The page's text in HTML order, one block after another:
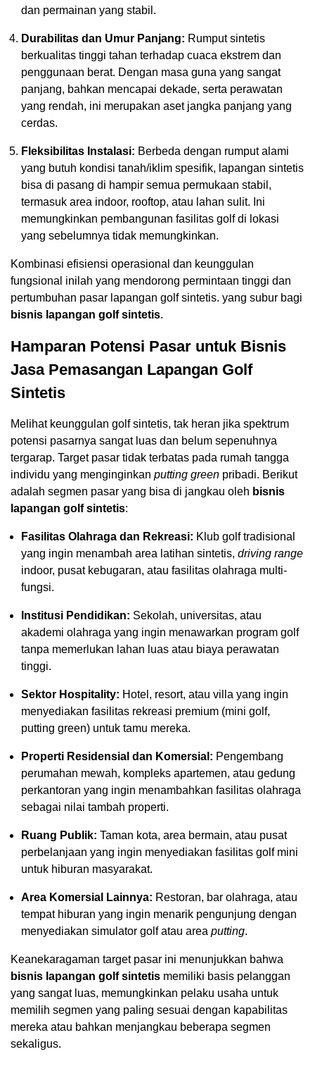
dan permainan yang stabil.
Durabilitas dan Umur Panjang: Rumput sintetis
berkualitas tinggi tahan terhadap cuaca ekstrem dan
penggunaan berat. Dengan masa guna yang sangat
panjang, bahkan mencapai dekade, serta perawatan
yang rendah, ini merupakan aset jangka panjang yang
cerdas.
Fleksibilitas Instalasi: Berbeda dengan rumput alami
yang butuh kondisi tanah/iklim spesifik, lapangan sintetis
bisa di pasang di hampir semua permukaan stabil,
termasuk area indoor, rooftop, atau lahan sulit. Ini
memungkinkan pembangunan fasilitas golf di lokasi
yang sebelumnya tidak memungkinkan.
Kombinasi efisiensi operasional dan keunggulan
fungsional inilah yang mendorong permintaan tinggi dan
pertumbuhan pasar lapangan golf sintetis. yang subur bagi
bisnis lapangan golf sintetis.
Hamparan Potensi Pasar untuk Bisnis
Jasa Pemasangan Lapangan Golf
Sintetis
Melihat keunggulan golf sintetis, tak heran jika spektrum
potensi pasarnya sangat luas dan belum sepenuhnya
tergarap. Target pasar tidak terbatas pada rumah tangga
individu yang menginginkan putting green pribadi. Berikut
adalah segmen pasar yang bisa di jangkau oleh bisnis
lapangan golf sintetis:
Fasilitas Olahraga dan Rekreasi: Klub golf tradisional
yang ingin menambah area latihan sintetis, driving range
indoor, pusat kebugaran, atau fasilitas olahraga multi-
fungsi.
Institusi Pendidikan: Sekolah, universitas, atau
akademi olahraga yang ingin menawarkan program golf
tanpa memerlukan lahan luas atau biaya perawatan
tinggi.
Sektor Hospitality: Hotel, resort, atau villa yang ingin
menyediakan fasilitas rekreasi premium (mini golf,
putting green) untuk tamu mereka.
Properti Residensial dan Komersial: Pengembang
perumahan mewah, kompleks apartemen, atau gedung
perkantoran yang ingin menambahkan fasilitas olahraga
sebagai nilai tambah properti.
Ruang Publik: Taman kota, area bermain, atau pusat
perbelanjaan yang ingin menyediakan fasilitas golf mini
untuk hiburan masyarakat.
Area Komersial Lainnya: Restoran, bar olahraga, atau
tempat hiburan yang ingin menarik pengunjung dengan
menyediakan simulator golf atau area putting.
Keanekaragaman target pasar ini menunjukkan bahwa
bisnis lapangan golf sintetis memiliki basis pelanggan
yang sangat luas, memungkinkan pelaku usaha untuk
memilih segmen yang paling sesuai dengan kapabilitas
mereka atau bahkan menjangkau beberapa segmen
sekaligus.